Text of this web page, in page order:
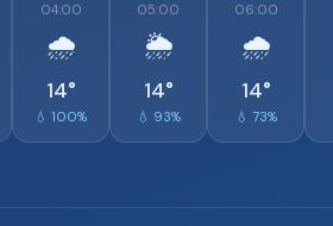
04:00
🌧️
14°
💧 100%
05:00
🌦️
14°
💧 93%
06:00
🌧️
14°
💧 73%